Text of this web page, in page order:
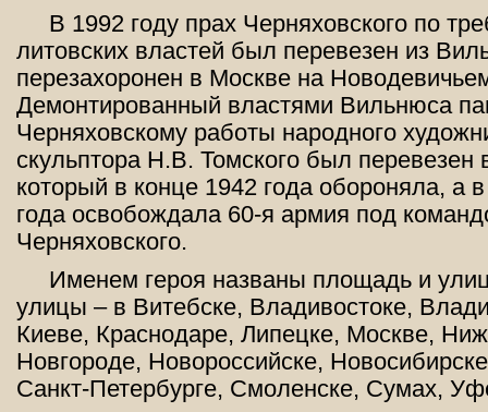
В 1992 году прах Черняховского по
литовских властей был перевезен из
перезахоронен в Москве на
Демонтированный властями Вильнюса
Черняховскому работы народного
скульптора Н.В. Томского был перевезен
который в конце 1942 года обороняла, а
года освобождала 60-я армия под
Черняховского.
Именем героя названы площадь и
улицы – в Витебске, Владивостоке,
Киеве, Краснодаре, Липецке, Москве,
Новгороде, Новороссийске,
Санкт-Петербурге, Смоленске, Сумах,